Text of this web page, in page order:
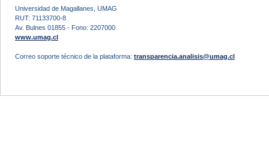
Universidad de Magallanes, UMAG
RUT: 71133700-8
Av. Bulnes 01855 - Fono: 2207000
www.umag.cl
Correo soporte técnico de la plataforma: transparencia.analisis@umag.cl